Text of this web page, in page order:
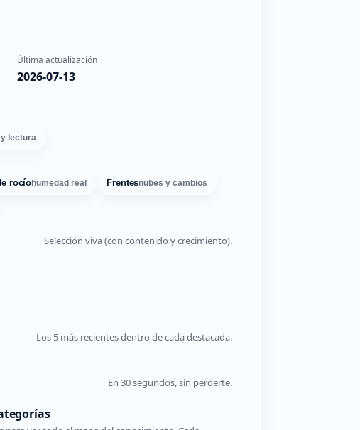
Última actualización
2026-07-13
lectura
rocíohumedad real Frentesnubes y cambios
Selección viva (con contenido y crecimiento).
Los 5 más recientes dentro de cada destacada.
En 30 segundos, sin perderte.